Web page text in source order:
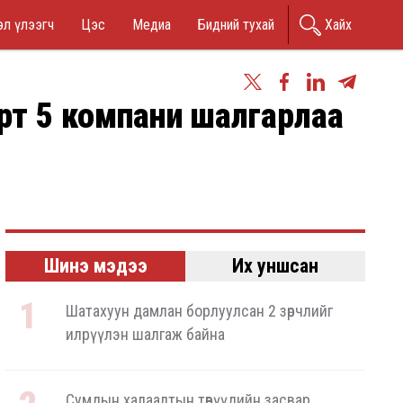
үлээгч Цэс Медиа Бидний тухай Хайх
5 компани шалгарлаа
Шинэ мэдээ Их уншсан
Шатахуун дамлан борлуулсан 2 зөрчлийг
илрүүлэн шалгаж байна